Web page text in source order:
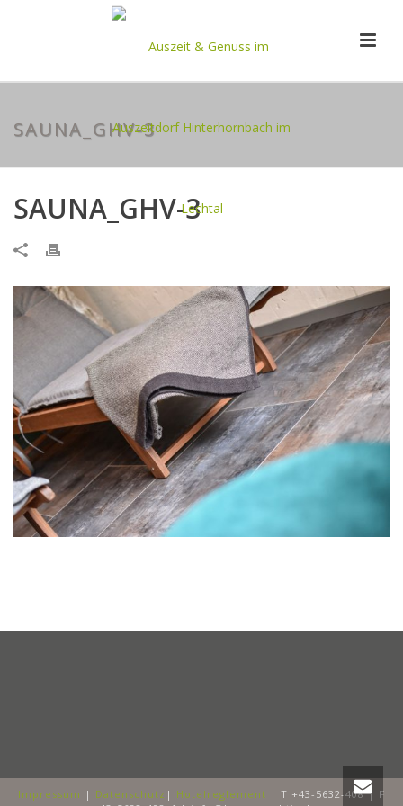
SAUNA_GHV-3
SAUNA_GHV-3
Impressum | Datenschutz | Hotelreglement | T +43-5632-408 | F